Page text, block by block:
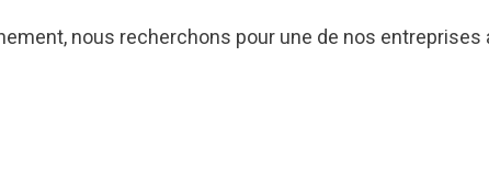
nous recherchons pour une de nos entreprises